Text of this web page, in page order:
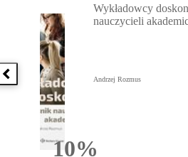
Poprzednia książka
10%
Wykładowcy
nauczycieli
Andrzej Rozmus